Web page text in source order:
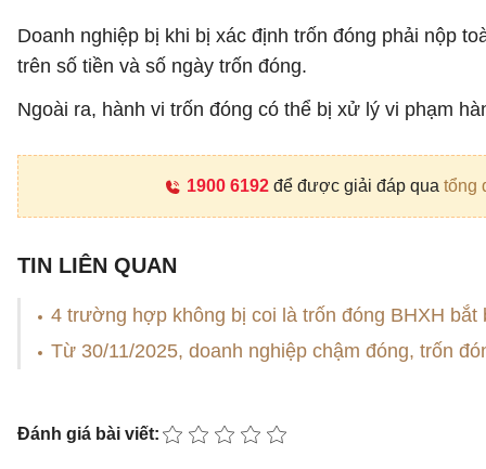
Doanh nghiệp bị khi bị xác định trốn đóng phải nộp
trên số tiền và số ngày trốn đóng.
Ngoài ra, hành vi trốn đóng có thể bị xử lý vi phạm
1900 6192để được giải đáp qua tổng
TIN LIÊN QUAN
4 trường hợp không bị coi là trốn đóng BHXH bắt
Từ 30/11/2025, doanh nghiệp chậm đóng, trốn
Đánh giá bài viết: